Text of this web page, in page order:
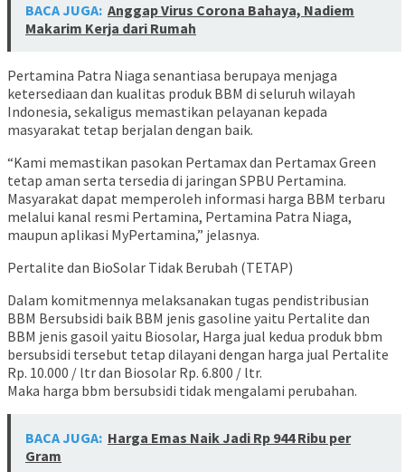
BACA JUGA: Anggap Virus Corona Bahaya, Nadiem
Makarim Kerja dari Rumah
Pertamina Patra Niaga senantiasa berupaya menjaga
ketersediaan dan kualitas produk BBM di seluruh wilayah
Indonesia, sekaligus memastikan pelayanan kepada
masyarakat tetap berjalan dengan baik.
“Kami memastikan pasokan Pertamax dan Pertamax Green
tetap aman serta tersedia di jaringan SPBU Pertamina.
Masyarakat dapat memperoleh informasi harga BBM terbaru
melalui kanal resmi Pertamina, Pertamina Patra Niaga,
maupun aplikasi MyPertamina,” jelasnya.
Pertalite dan BioSolar Tidak Berubah (TETAP)
Dalam komitmennya melaksanakan tugas pendistribusian
BBM Bersubsidi baik BBM jenis gasoline yaitu Pertalite dan
BBM jenis gasoil yaitu Biosolar, Harga jual kedua produk bbm
bersubsidi tersebut tetap dilayani dengan harga jual Pertalite
Rp. 10.000 / ltr dan Biosolar Rp. 6.800 / ltr.
Maka harga bbm bersubsidi tidak mengalami perubahan.
BACA JUGA: Harga Emas Naik Jadi Rp 944 Ribu per
Gram